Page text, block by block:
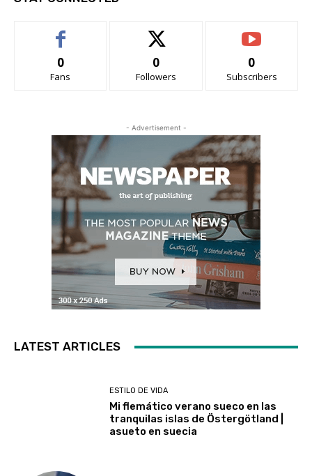
0
Fans
0
Followers
0
Subscribers
- Advertisement -
LATEST ARTICLES
ESTILO DE VIDA
Mi flemático verano sueco en las
tranquilas islas de Östergötland |
asueto en suecia